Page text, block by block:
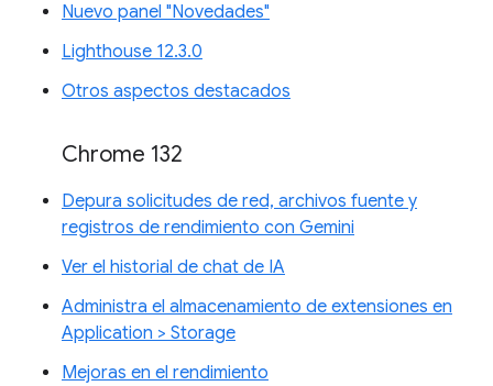
Nuevo panel "Novedades"
Lighthouse 12.3.0
Otros aspectos destacados
Chrome 132
Depura solicitudes de red, archivos fuente y
registros de rendimiento con Gemini
Ver el historial de chat de IA
Administra el almacenamiento de extensiones en
Application > Storage
Mejoras en el rendimiento